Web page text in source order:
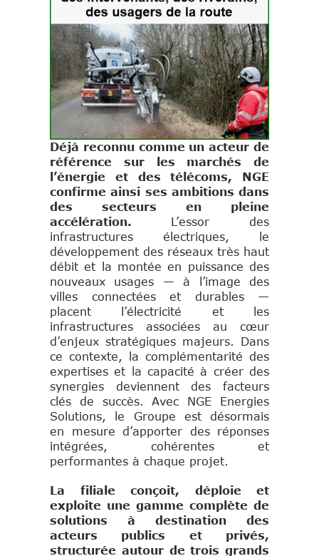
Déjà reconnu comme un acteur de
référence sur les marchés de
l’énergie et des télécoms, NGE
confirme ainsi ses ambitions dans
des secteurs en pleine
accélération. L’essor des
infrastructures électriques, le
développement des réseaux très haut
débit et la montée en puissance des
nouveaux usages — à l’image des
villes connectées et durables —
placent l’électricité et les
infrastructures associées au cœur
d’enjeux stratégiques majeurs. Dans
ce contexte, la complémentarité des
expertises et la capacité à créer des
synergies deviennent des facteurs
clés de succès. Avec NGE Energies
Solutions, le Groupe est désormais
en mesure d’apporter des réponses
intégrées, cohérentes et
performantes à chaque projet.
La filiale conçoit, déploie et
exploite une gamme complète de
solutions à destination des
acteurs publics et privés,
structurée autour de trois grands